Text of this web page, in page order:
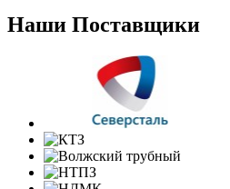
Наши Поставщики